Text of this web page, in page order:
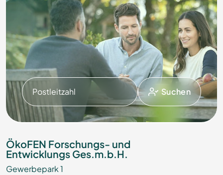
Postleitzahl Suchen
ÖkoFEN Forschungs- und
Entwicklungs Ges.m.b.H.
Gewerbepark 1